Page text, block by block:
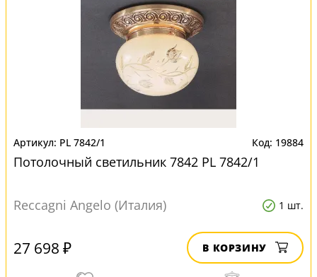
PL 7842/1 19884
Потолочный светильник 7842 PL 7842/1
Reccagni Angelo (Италия) 1 шт.
27 698 ₽ В КОРЗИНУ